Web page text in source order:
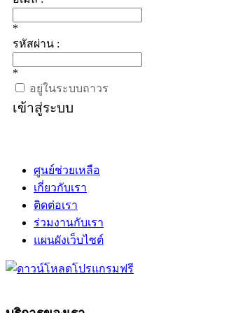
*
รหัสผ่าน :
*
อยู่ในระบบถาวร
เข้าสู่ระบบ
ศูนย์ช่วยเหลือ
เกี่ยวกับเรา
ติดต่อเรา
ร่วมงานกับเรา
แผนผังเว็บไซต์